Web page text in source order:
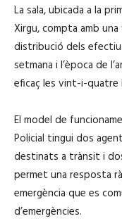
La sala, ubicada a la
Xirgu, compta amb
distribució dels
setmana i l’època de
eficaç les vint-i-quatre
El model de
Policial tingui dos
destinats a trànsit i
permet una resposta
emergència que es
d’emergències.